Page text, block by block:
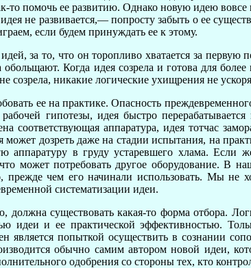
то помочь ее развитию. Однако новую идею
не развивается,— попросту забыть о ее
если будем принуждать ее к этому.
за то, что он торопливо хватается за
Когда идея созрела и готова для
никакие логические ухищрения не
ее на практике. Опасность
гипотезы, идея быстро
соответствующая аппаратура, идея тотчас
дозреть даже на стадии испытания, на
в груду устаревшего хлама. Если
может потребовать другое оборудование. В
прежде чем его начинали использовать. Мы
систематизации идеи.
существовать какая-то форма отбора.
идеи и ее практической эффективностью.
является попыткой осуществить в сознании
обычно самим автором новой идеи,
одобрения со стороны тех, кто